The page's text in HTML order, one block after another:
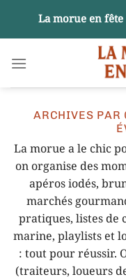
contenu
La morue en
ARCHIVES PAR
La morue a le chic
on organise des
apéros iodés,
marchés
pratiques, listes de
marine, playlists et
: tout pour réussir.
(traiteurs, loueurs